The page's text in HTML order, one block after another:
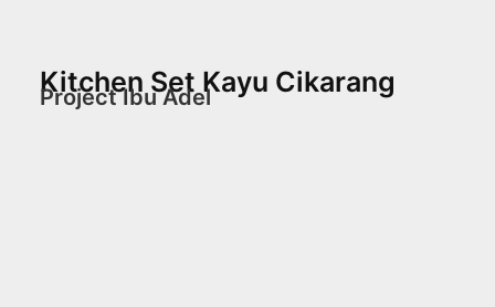
Kitchen Set Kayu Cikarang
Project Ibu Adel